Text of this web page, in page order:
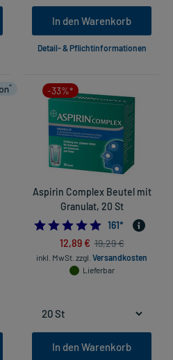
In den Warenkorb
Detail- & Pflichtinformationen
-33%*
Aspirin Complex Beutel mit
Granulat, 20 St
161*
12,89 € 19,29 €
inkl. MwSt. zzgl. Versandkosten
Lieferbar
In den Warenkorb